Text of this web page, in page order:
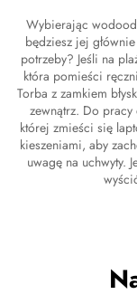
Wybierając
będziesz jej
potrzeby? Jeśli na
która pomieści
Torba z zamkiem
zewnątrz. Do
której zmieści się
kieszeniami, aby
uwagę na uchwyty.